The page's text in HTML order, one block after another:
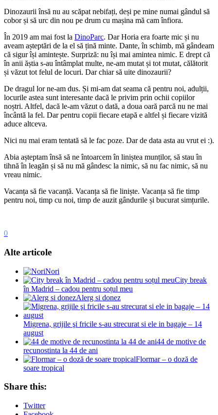
Dinozaurii însă nu au scăpat nebifați, deși pe mine numai gândul să
cobor și să urc din nou pe drum cu mașina mă cam înfiora.
În 2019 am mai fost la DinoParc. Dar Horia era foarte mic și nu
aveam așteptări de la el să țină minte. Dante, în schimb, mă gândeam
că sigur își amintește. Surpriză: nu își mai amintea nimic. E drept că
în anii ăștia s-au întâmplat multe, ne-am mutat și tot mutat, călătorit
și văzut tot felul de locuri. Dar chiar să uite dinozaurii?
De dragul lor ne-am dus. Și mi-am dat seama că pentru noi, adulții,
locurile astea sunt interesante dacă le privim prin ochii copiilor
noștri. Altfel, dacă le-am văzut o dată, a doua oară parcă nu ne mai
încântă la fel. Dar pentru copii fiecare etapă e altfel și fiecare vizită
aduce altceva.
Nici nu mai eram tentată să le fac poze. Dar de data asta au vrut ei :).
Abia așteptam însă să ne întoarcem în liniștea munților, să stau în
tihnă în leagăn și să nu mă gândesc la nimic, să nu fac nimic, să nu
vreau nimic.
Vacanța să fie vacanță. Vacanța să fie liniște. Vacanța să fie timp
pentru noi, timp cu noi, timp de auzit gândurile și bucurat simțurile.
0
Alte articole
Nori
City break
în Madrid – cadou pentru soțul meu
Alerg si donez
Migrena, grijile şi fricile s-au strecurat si ele in bagaje – 14
august
44 de motive de
recunostinta la 44 de ani
Flormar – o doză de
soare tropical
Share this:
Twitter